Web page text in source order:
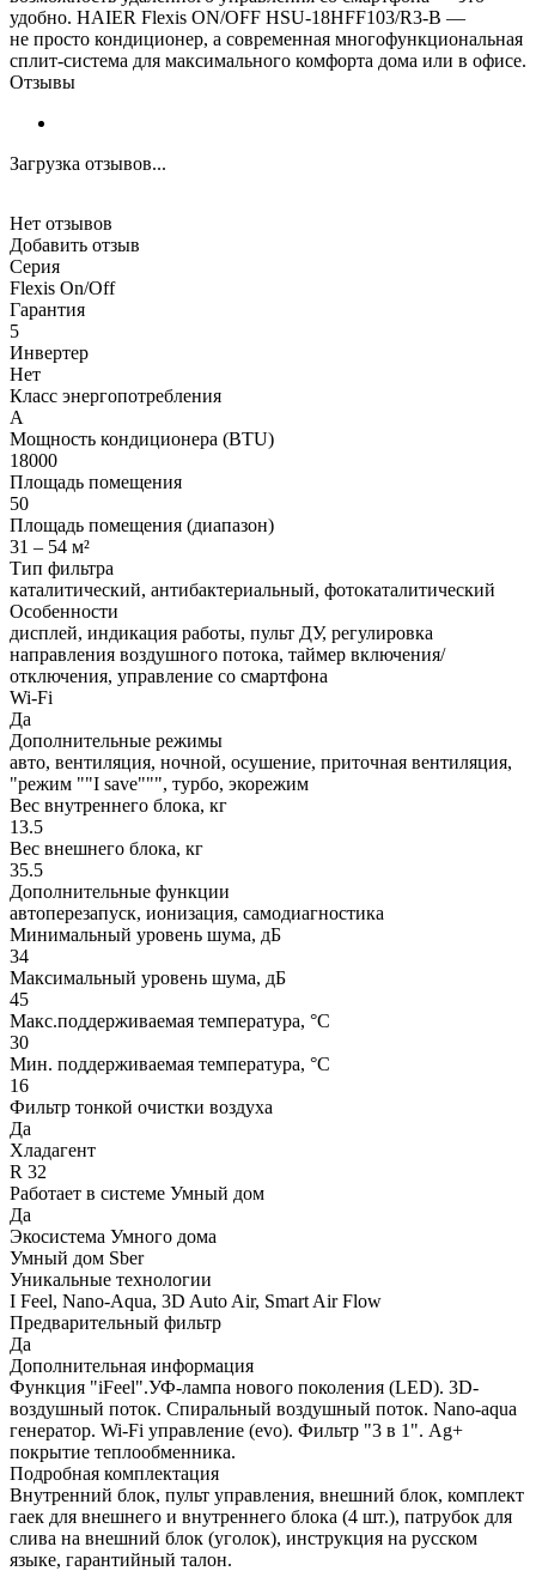
удобно. HAIER Flexis ON/OFF HSU-18HFF103/R3-B —
не просто кондиционер, а современная многофункциональная
сплит-система для максимального комфорта дома или в офисе.
Отзывы
Загрузка отзывов...
Нет отзывов
Добавить отзыв
Серия
Flexis On/Off
Гарантия
5
Инвертер
Нет
Класс энергопотребления
A
Мощность кондиционера (BTU)
18000
Площадь помещения
50
Площадь помещения (диапазон)
31 – 54 м²
Тип фильтра
каталитический, антибактериальный, фотокаталитический
Особенности
дисплей, индикация работы, пульт ДУ, регулировка
направления воздушного потока, таймер включения/
отключения, управление со смартфона
Wi-Fi
Да
Дополнительные режимы
авто, вентиляция, ночной, осушение, приточная вентиляция,
"режим ""I save""", турбо, экорежим
Вес внутреннего блока, кг
13.5
Вес внешнего блока, кг
35.5
Дополнительные функции
автоперезапуск, ионизация, самодиагностика
Минимальный уровень шума, дБ
34
Максимальный уровень шума, дБ
45
Макс.поддерживаемая температура, °C
30
Мин. поддерживаемая температура, °C
16
Фильтр тонкой очистки воздуха
Да
Хладагент
R 32
Работает в системе Умный дом
Да
Экосистема Умного дома
Умный дом Sber
Уникальные технологии
I Feel, Nano-Aqua, 3D Auto Air, Smart Air Flow
Предварительный фильтр
Да
Дополнительная информация
Функция "iFeel".УФ-лампа нового поколения (LED). 3D-
воздушный поток. Спиральный воздушный поток. Nano-aqua
генератор. Wi-Fi управление (evo). Фильтр "3 в 1". Ag+
покрытие теплообменника.
Подробная комплектация
Внутренний блок, пульт управления, внешний блок, комплект
гаек для внешнего и внутреннего блока (4 шт.), патрубок для
слива на внешний блок (уголок), инструкция на русском
языке, гарантийный талон.